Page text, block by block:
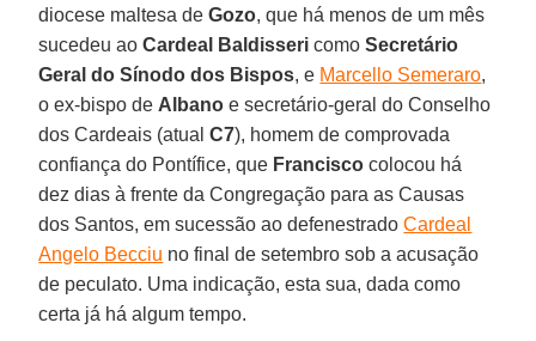
diocese maltesa deGozo, que há menos de um mês
sucedeu aoCardeal Baldisseri comoSecretário
Geral do Sínodo dos Bispos, e Marcello Semeraro,
o ex-bispo de Albano e secretário-geral do Conselho
dos Cardeais (atualC7), homem de comprovada
confiança do Pontífice, que Francisco colocou há
dez dias à frente da Congregação para as Causas
dos Santos, em sucessão ao defenestradoCardeal
Angelo Becciu no final de setembro sob a acusação
de peculato. Uma indicação, esta sua, dada como
certa já há algum tempo.